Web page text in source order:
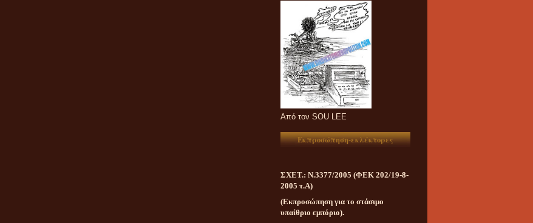
Aπό τον SOU LEE
Εκπροσώπηση-εκλέκτορες
ΣΧΕΤ.: Ν.3377/2005 (ΦΕΚ 202/19-8-
2005 τ.Α)
(Εκπροσώπηση για το στάσιμο
υπαίθριο εμπόριο).